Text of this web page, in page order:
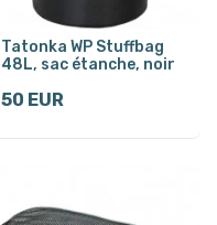
Tatonka WP Stuffbag
48L, sac étanche, noir
50 EUR